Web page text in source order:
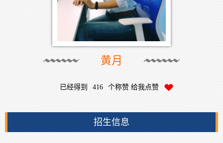
黄月
已经得到 416 个称赞 给我点赞
招生信息